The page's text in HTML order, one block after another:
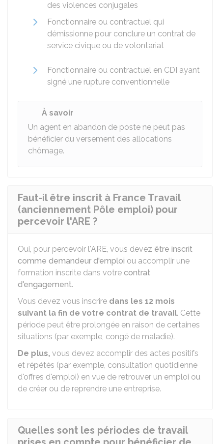
des violences conjugales
Fonctionnaire ou contractuel qui
démissionne pour conclure un contrat de
service civique ou de volontariat
Fonctionnaire ou contractuel en CDI ayant
signé une rupture conventionnelle
À savoir
Un agent en abandon de poste ne peut pas
bénéficier du versement des allocations
chômage.
Faut-il être inscrit à France Travail
(anciennement Pôle emploi) pour
percevoir l'ARE ?
Oui, pour percevoir l'ARE, vous devez être inscrit
comme demandeur d'emploi ou accomplir une
formation inscrite dans votre contrat
d'engagement.
Vous devez vous inscrire dans les 12 mois
suivant la fin de votre contrat de travail. Cette
période peut être prolongée en raison de certaines
situations (par exemple, congé de maladie).
De plus, vous devez accomplir des actes positifs
et répétés (par exemple, consultation quotidienne
d'offres d'emploi) en vue de retrouver un emploi ou
de créer ou de reprendre une entreprise.
Quelles sont les périodes de travail